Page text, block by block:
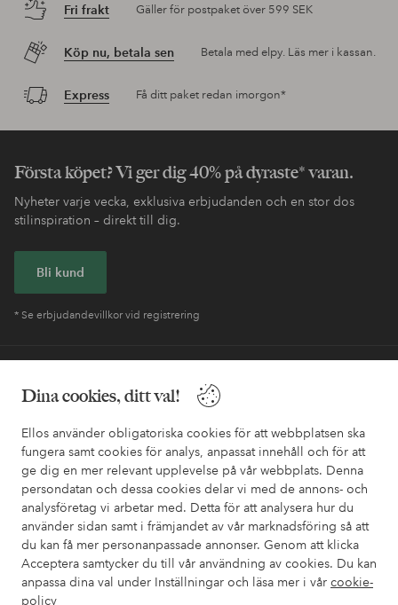
Dina cookies, ditt val!
Ellos använder obligatoriska cookies för att webbplatsen ska
fungera samt cookies för analys, anpassat innehåll och för att
ge dig en mer relevant upplevelse på vår webbplats. Denna
persondatan och dessa cookies delar vi med de annons- och
analysföretag vi arbetar med. Detta för att analysera hur du
använder sidan samt i främjandet av vår marknadsföring så att
du kan få mer personanpassade annonser. Genom att klicka
Acceptera samtycker du till vår användning av cookies. Du kan
anpassa dina val under Inställningar och läsa mer i vår cookie-
policy
Fri frakt Gäller för postpaket över 599 SEK
Köp nu, betala sen Betala med elpy. Läs mer i kassan.
Express Få ditt paket redan imorgon*
Första köpet? Vi ger dig 40% på dyraste* varan.
Nyheter varje vecka, exklusiva erbjudanden och en stor dos
stilinspiration – direkt till dig.
Bli kund
* Se erbjudandevillkor vid registrering
I vår FAQ hittar du svaren på de vanligaste frågorna. Här finns
också information om hur du enklast kontaktar oss.
Kundservice Beställning Betalsätt
Mina sidor
Om Ellos